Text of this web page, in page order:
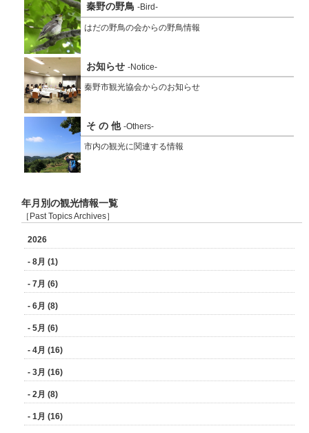
秦野の野鳥 -Bird-
はだの野鳥の会からの野鳥情報
お知らせ -Notice-
秦野市観光協会からのお知らせ
そ の 他 -Others-
市内の観光に関連する情報
年月別の観光情報一覧
［Past Topics Archives］
2026
- 8月 (1)
- 7月 (6)
- 6月 (8)
- 5月 (6)
- 4月 (16)
- 3月 (16)
- 2月 (8)
- 1月 (16)